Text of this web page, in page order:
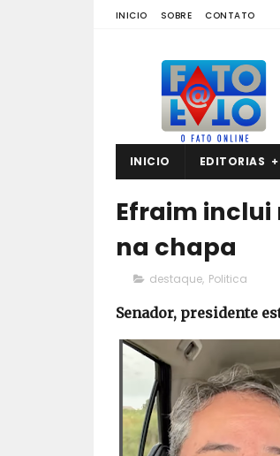
INICIO SOBRE CONTATO
INICIO EDITORIAS
Efraim inclui
na chapa
destaque, Politica
Senador, presidente